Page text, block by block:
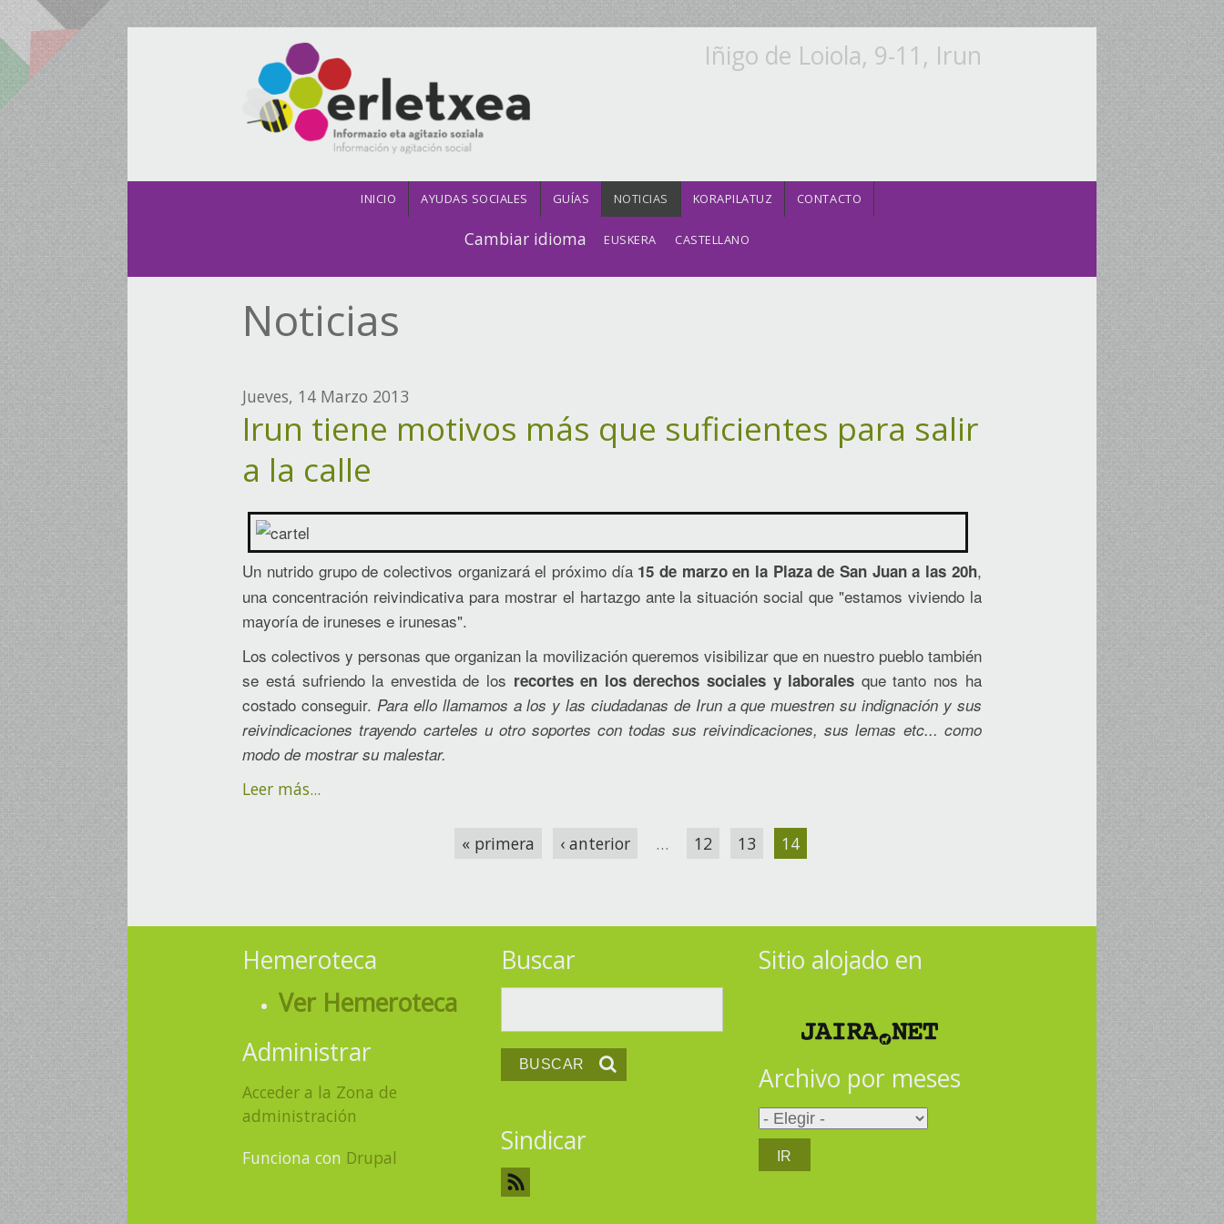
Pasar al contenido principal Iñigo de Loiola, 9-11, Irun
INICIO AYUDAS SOCIALES GUÍAS NOTICIAS KORAPILATUZ CONTACTO
Cambiar idioma EUSKERA CASTELLANO
Noticias
Jueves, 14 Marzo 2013
Irun tiene motivos más que suficientes para salir
a la calle
Un nutrido grupo de colectivos organizará el próximo día 15 de marzo en la Plaza de San Juan a las 20h,
una concentración reivindicativa para mostrar el hartazgo ante la situación social que "estamos viviendo la
mayoría de iruneses e irunesas".
Los colectivos y personas que organizan la movilización queremos visibilizar que en nuestro pueblo también
se está sufriendo la envestida de los recortes en los derechos sociales y laborales que tanto nos ha
costado conseguir.Para ello llamamos a los y las ciudadanas de Irun a que muestren su indignación y sus
reivindicaciones trayendo carteles u otro soportes con todas sus reivindicaciones, sus lemas etc... como
modo de mostrar su malestar.
Leer más...
« primera ‹ anterior … 12 13 14
Hemeroteca
Ver Hemeroteca
Administrar
Acceder a la Zona de
administración
Funciona con Drupal
Buscar
Sindicar
Sitio alojado en
Archivo por meses